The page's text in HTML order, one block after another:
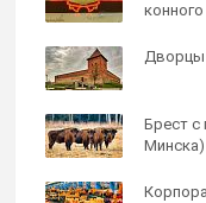
Дворцы
Брест с
Минска)